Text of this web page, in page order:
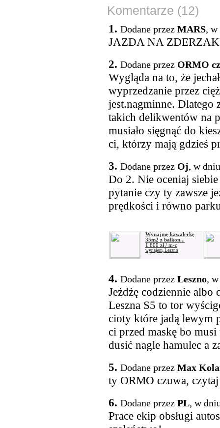
Komentarze (12)
1. Dodane przez MARS, w
JAZDA NA
2. Dodane przez ORMO
Wygląda na to, że
wyprzedzanie przez
jest.nagminne. Dlatego
takich delikwentów na
musiało sięgnąć do
ci, którzy mają gdzieś
3. Dodane przez Oj, w
Do 2. Nie oceniaj
pytanie czy ty zawsze
prędkości i równo
Wynajmę kawalerkę
35m2 z balkon...
1 600 zł / m-c
wynajem, Leszno
4. Dodane przez Leszno,
Jeżdżę codziennie albo
Leszna S5 to tor
cioty które jadą lewym
ci przed maskę bo
dusić nagle hamulec a
5. Dodane przez Max
ty ORMO czuwa,
6. Dodane przez PL, w
Prace ekip obsługi